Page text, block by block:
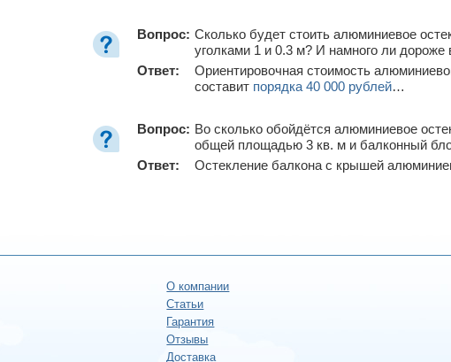
Вопрос: Сколько будет стоить алюминиевое
уголками 1 и 0.3 м? И намного ли дороже
Ответ:
Ориентировочная стоимость
составит порядка 40 000 рублей…
Вопрос: Во сколько обойдётся алюминиевое
общей площадью 3 кв. м и балконный
Ответ:
Остекление балкона с крышей
О компании
Статьи
Гарантия
Отзывы
Доставка